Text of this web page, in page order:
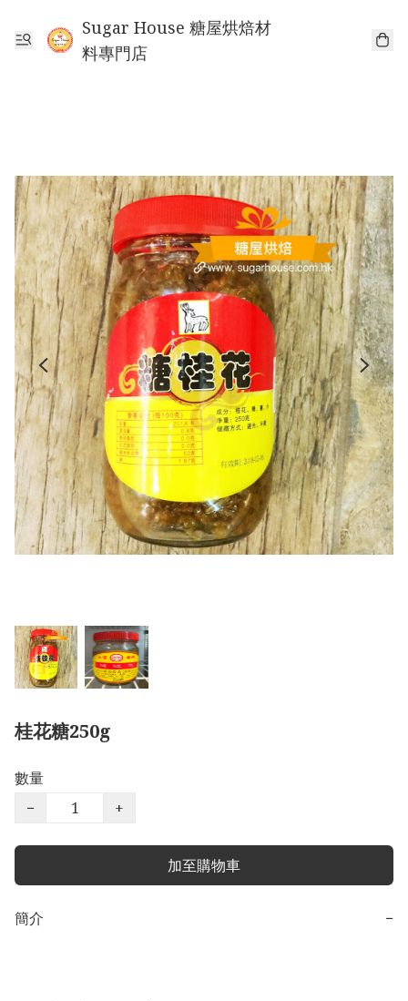
Sugar House 糖屋烘焙材
料專門店
桂花糖250g
數量
−
+
加至購物車
簡介 −